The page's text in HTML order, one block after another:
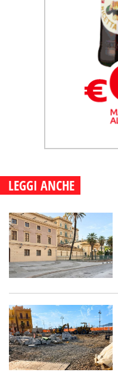
LEGGI ANCHE